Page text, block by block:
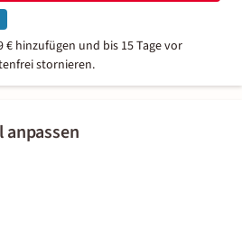
hinzufügen und bis 15 Tage vor
stornieren.